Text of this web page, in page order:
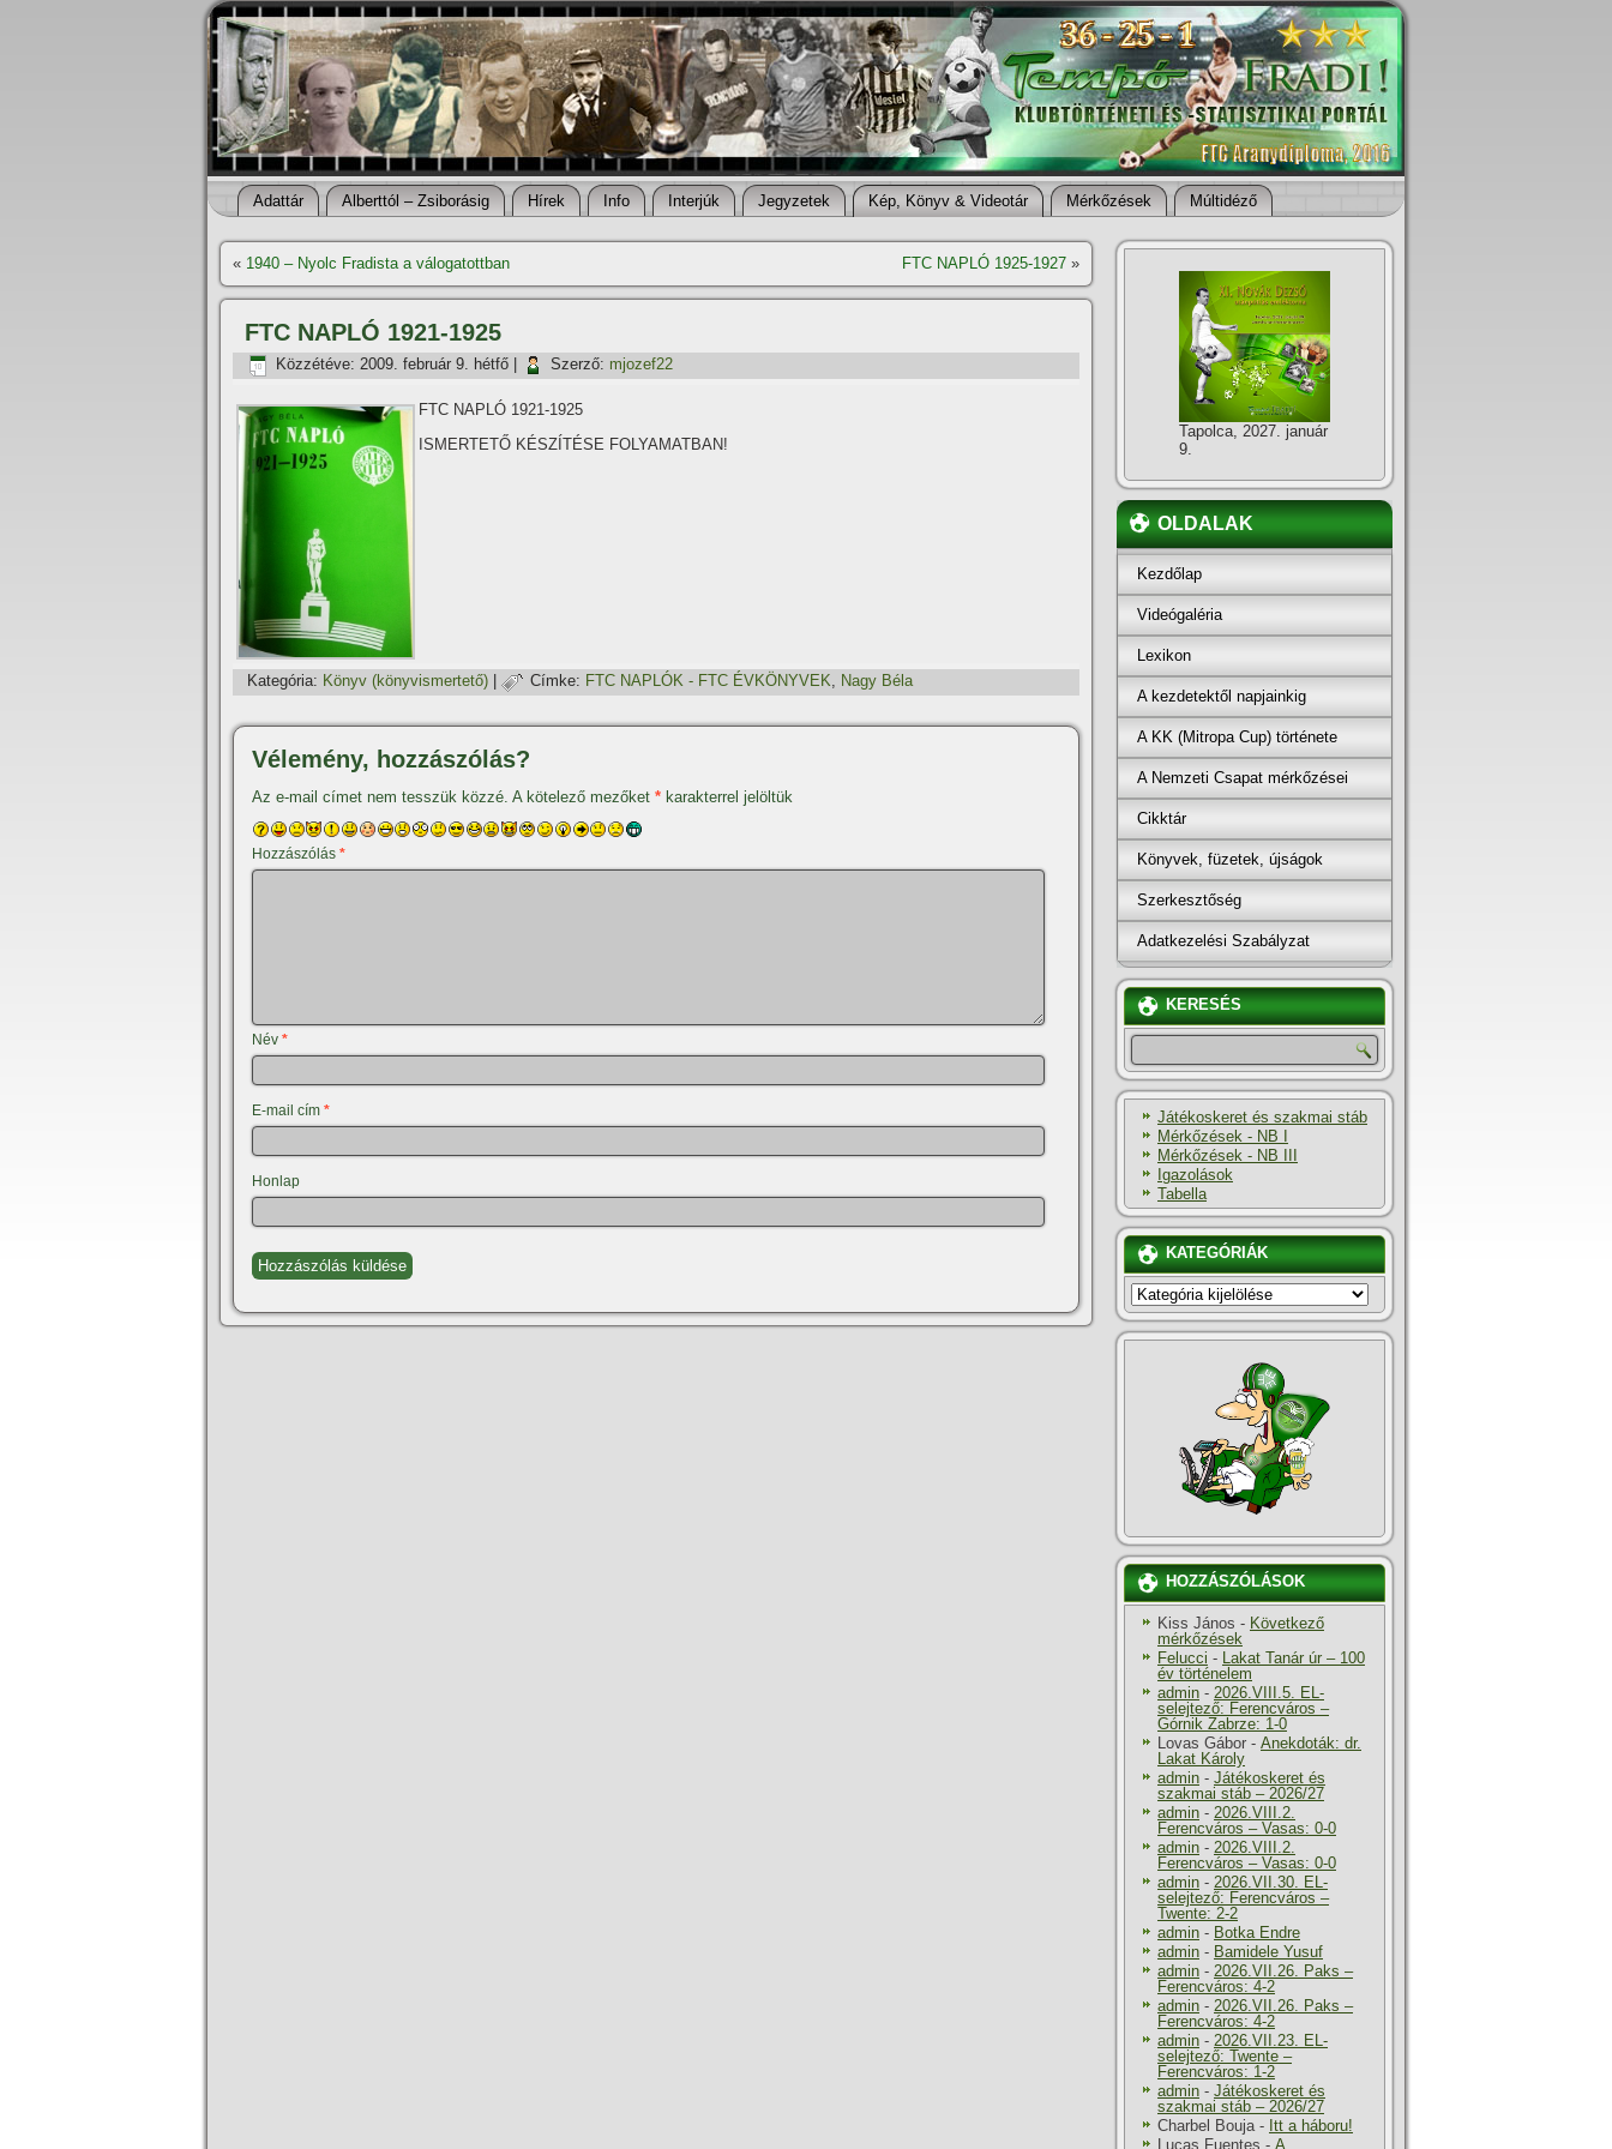
Adattár Alberttól – Zsiborásig Hí­rek Info Interjúk Jegyzetek Kép, Könyv & Videotár Mérkőzések Múltidéző
« 1940 – Nyolc Fradista a válogatottban FTC NAPLÓ 1925-1927 »
FTC NAPLÓ 1921-1925
Közzétéve: 2009. február 9. hétfő Szerző: mjozef22
FTC NAPLÓ 1921-1925
ISMERTETŐ KÉSZÍTÉSE FOLYAMATBAN!
Kategória: Könyv (könyvismertető) Címke: FTC NAPLÓK - FTC ÉVKÖNYVEK, Nagy Béla
Vélemény, hozzászólás?
Az e-mail címet nem tesszük közzé. A kötelező mezőket * karakterrel jelöltük
Hozzászólás *
Név *
E-mail cím *
Honlap
Tapolca, 2027. január
9.
OLDALAK
Kezdőlap
Videógaléria
Lexikon
A kezdetektől napjainkig
A KK (Mitropa Cup) története
A Nemzeti Csapat mérkőzései
Cikktár
Könyvek, füzetek, újságok
Szerkesztőség
Adatkezelési Szabályzat
KERESÉS
Játékoskeret és szakmai stáb
Mérkőzések - NB I
Mérkőzések - NB III
Igazolások
Tabella
KATEGÓRIÁK
KATEGÓRIÁK
HOZZÁSZÓLÁSOK
Kiss János - Következő
mérkőzések
Felucci - Lakat Tanár úr – 100
év történelem
admin - 2026.VIII.5. EL-
selejtező: Ferencváros –
Górnik Zabrze: 1-0
Lovas Gábor - Anekdoták: dr.
Lakat Károly
admin - Játékoskeret és
szakmai stáb – 2026/27
admin - 2026.VIII.2.
Ferencváros – Vasas: 0-0
admin - 2026.VIII.2.
Ferencváros – Vasas: 0-0
admin - 2026.VII.30. EL-
selejtező: Ferencváros –
Twente: 2-2
admin - Botka Endre
admin - Bamidele Yusuf
admin - 2026.VII.26. Paks –
Ferencváros: 4-2
admin - 2026.VII.26. Paks –
Ferencváros: 4-2
admin - 2026.VII.23. EL-
selejtező: Twente –
Ferencváros: 1-2
admin - Játékoskeret és
szakmai stáb – 2026/27
Charbel Bouja- Itt a háboru!
Lucas Fuentes - A